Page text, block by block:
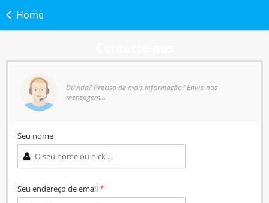
Home
Dúvida? Preciso de mais informação? Envie-nos
mensagem...
Seu nome
Seu endereço de email *